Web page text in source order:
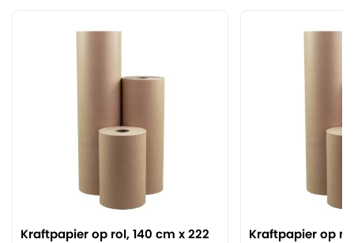
Kraftpapier op rol, 140 cm x 222
Kraftpapier op